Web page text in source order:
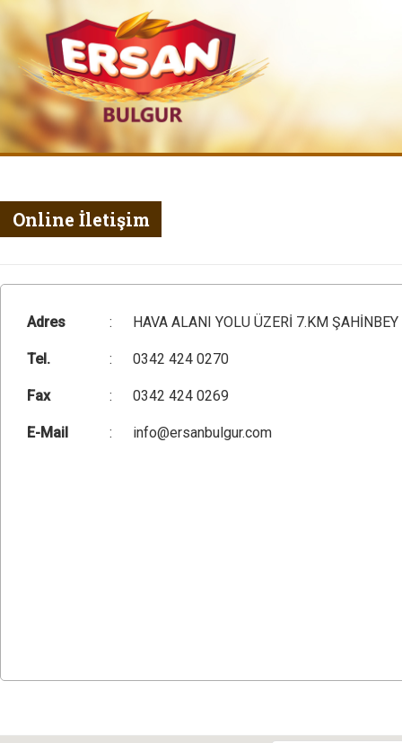
Online İletişim
Adres : HAVA ALANI YOLU ÜZERİ 7.KM
Tel. : 0342 424 0270
Fax : 0342 424 0269
E-Mail : info@ersanbulgur.com